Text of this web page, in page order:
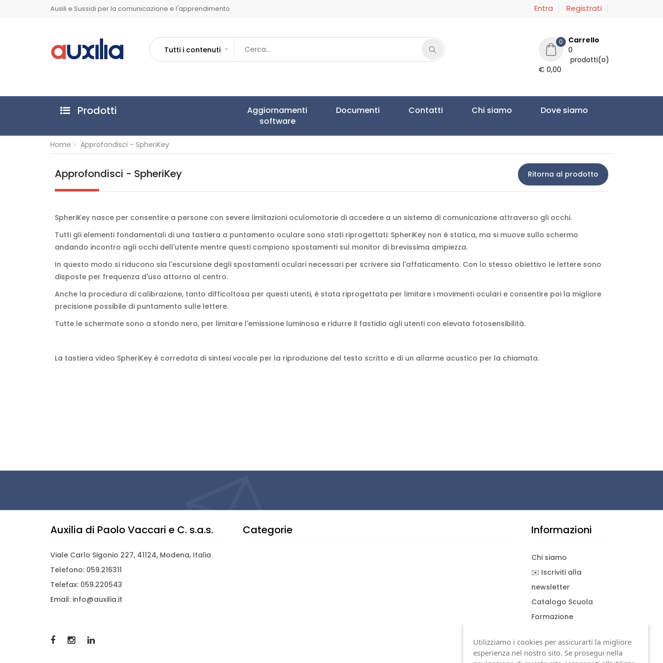
Ausili e Sussidi per la comunicazione e l'apprendimento Entra Registrati
Tutti i contenuti
0
Carrello
0
prodotti(o)
€ 0,00
Prodotti
Aggiornamenti
software
Documenti Contatti Chi siamo Dove siamo
Home Approfondisci - SpheriKey
Ritorna al prodotto
Approfondisci - SpheriKey
SpheriKey nasce per consentire a persone con severe limitazioni oculomotorie di accedere a un sistema di comunicazione attraverso gli occhi.
Tutti gli elementi fondamentali di una tastiera a puntamento oculare sono stati riprogettati: SpheriKey non è statica, ma si muove sullo schermo
andando incontro agli occhi dell'utente mentre questi compiono spostamenti sul monitor di brevissima ampiezza.
In questo modo si riducono sia l'escursione degli spostamenti oculari necessari per scrivere sia l'affaticamento. Con lo stesso obiettivo le lettere sono
disposte per frequenza d'uso attorno al centro.
Anche la procedura di calibrazione, tanto difficoltosa per questi utenti, è stata riprogettata per limitare i movimenti oculari e consentire poi la migliore
precisione possibile di puntamento sulle lettere.
Tutte le schermate sono a sfondo nero, per limitare l'emissione luminosa e ridurre il fastidio agli utenti con elevata fotosensibilità.
La tastiera video SpheriKey è corredata di sintesi vocale per la riproduzione del testo scritto e di un allarme acustico per la chiamata.
Auxilia di Paolo Vaccari e C. s.a.s.
Viale Carlo Sigonio 227, 41124, Modena, Italia
Telefono: 059.216311
Telefax: 059.220543
Email: info@auxilia.it
Categorie Informazioni
Chi siamo
✉️ Iscriviti alla
newsletter
Catalogo Scuola
Formazione
Download documenti
Condizioni generali
Utilizziamo i cookies per assicurarti la migliore
esperienza nel nostro sito. Se prosegui nella